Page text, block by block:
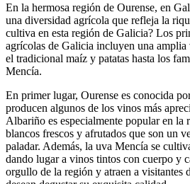
En la hermosa región de Ourense, en
una diversidad agrícola que refleja la
cultiva en esta región de Galicia? Los
agrícolas de Galicia incluyen una amplia
el tradicional maíz y patatas hasta los
Mencía.
En primer lugar, Ourense es conocida
producen algunos de los vinos más
Albariño es especialmente popular en la
blancos frescos y afrutados que son un
paladar. Además, la uva Mencía se
dando lugar a vinos tintos con cuerpo y
orgullo de la región y atraen a visitantes